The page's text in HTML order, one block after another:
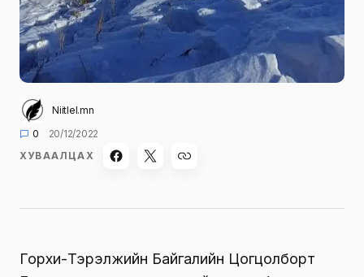
Niitlel.mn
0
20/12/2022
ХУВААЛЦАХ
Горхи-Тэрэлжийн Байгалийн Цогцолборт